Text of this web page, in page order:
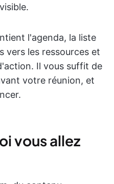
l'agenda, la liste
vers les ressources et
Il vous suffit de
votre réunion, et
vous allez